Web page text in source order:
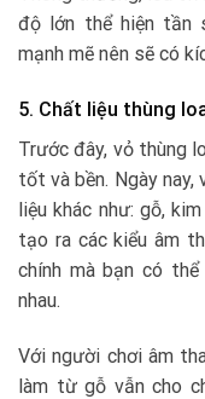
độ lớn thể hiện tần
mạnh mẽ nên sẽ có
5. Chất liệu thùng
Trước đây, vỏ thùng
tốt và bền. Ngày
liệu khác như: gỗ,
tạo ra các kiểu âm
chính mà bạn có
nhau.
Với người chơi âm
làm từ gỗ vẫn cho